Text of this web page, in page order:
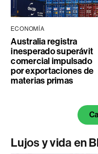
ECONOMÍA
Australia registra
inesperado superávit
comercial impulsado
por exportaciones de
materias primas
Lujos y vida en